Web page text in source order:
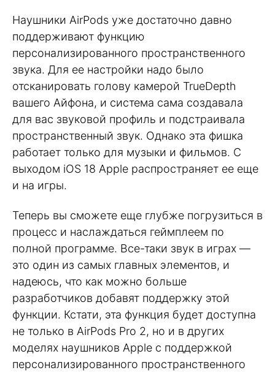
Наушники AirPods уже достаточно давно
поддерживают функцию
персонализированного пространственного
звука. Для ее настройки надо было
отсканировать голову камерой TrueDepth
вашего Айфона, и система сама создавала
для вас звуковой профиль и подстраивала
пространственный звук. Однако эта фишка
работает только для музыки и фильмов. С
выходом iOS 18 Apple распространяет ее еще
и на игры.
Теперь вы сможете еще глубже погрузиться в
процесс и наслаждаться геймплеем по
полной программе. Все-таки звук в играх —
это один из самых главных элементов, и
надеюсь, что как можно больше
разработчиков добавят поддержку этой
функции. Кстати, эта функция будет доступна
не только в AirPods Pro 2, но и в других
моделях наушников Apple с поддержкой
персонализированного пространственного